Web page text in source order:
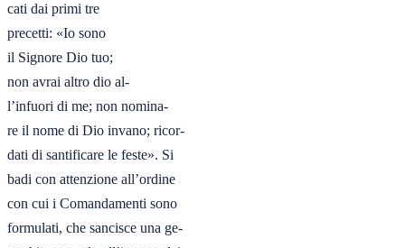
cati dai primi tre
precetti: «Io sono
il Signore Dio tuo;
non avrai altro dio al-
l’infuori di me; non nomina-
re il nome di Dio invano; ricor-
dati di santificare le feste». Si
badi con attenzione all’ordine
con cui i Comandamenti sono
formulati, che sancisce una ge-